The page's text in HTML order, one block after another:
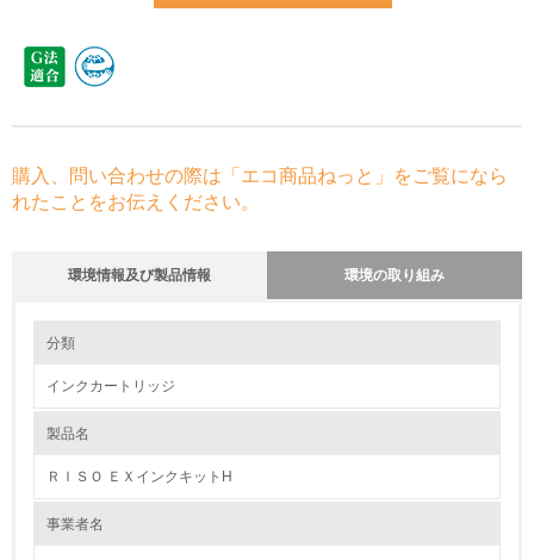
購入、問い合わせの際は「エコ商品ねっと」をご覧になら
れたことをお伝えください。
環境情報及び製品情報 環境の取り組み
1.環境取り組み体制
分類
インクカートリッジ
製品名
ＲＩＳＯ ＥＸインクキットH
事業者名